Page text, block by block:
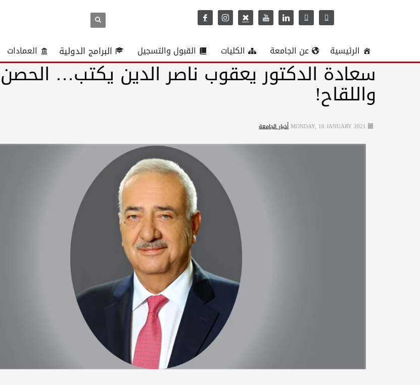
الرئيسية عن الجامعة الكليات القبول والتسجيل البرامج الدولية العمادات
سعادة الدكتور يعقوب ناصر الدين يكتب… الحصن
واللقاح!
MONDAY, 18 JANUARY 2021أخبار الجامعة